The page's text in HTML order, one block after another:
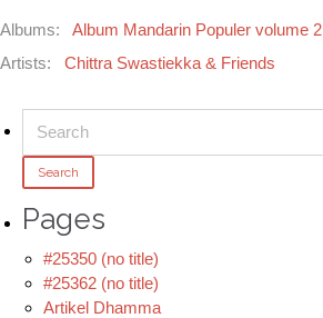
Albums: Album Mandarin Populer volume 2
Artists: Chittra Swastiekka & Friends
for:
Pages
#25350 (no title)
#25362 (no title)
Artikel Dhamma